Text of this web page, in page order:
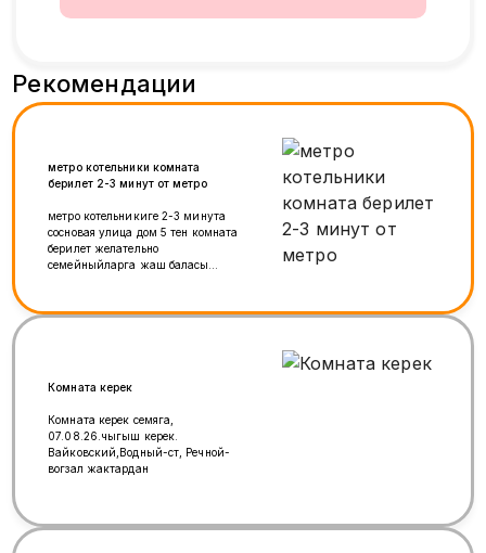
Рекомендации
метро котельники комната
берилет 2-3 минут от метро
метро котельникиге 2-3 минута
сосновая улица дом 5 тен комната
берилет желательно
семейныйларга жаш баласы
раздельно.уйдун жанында
Комната керек
Комната керек семяга,
07.08.26.чыгыш керек.
Вайковский,Водный-ст, Речной-
вогзал жактардан